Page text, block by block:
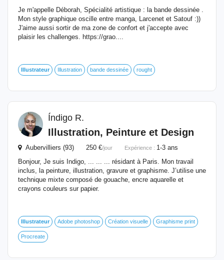
Je m'appelle Déborah, Spécialité artistique : la bande dessinée .
Mon style graphique oscille entre manga, Larcenet et Satouf :))
J'aime aussi sortir de ma zone de confort et j'accepte avec
plaisir les challenges. https://grao....
Illustrateur Illustration bande dessinée rought
Índigo R.
Illustration, Peinture et Design
Aubervilliers (93) 250 €/jour Expérience : 1-3 ans
Bonjour, Je suis Indigo, ... ... ... résidant à Paris. Mon travail
inclus, la peinture, illustration, gravure et graphisme. J’utilise une
technique mixte composé de gouache, encre aquarelle et
crayons couleurs sur papier.
Illustrateur Adobe photoshop Création visuelle Graphisme print
Procreate